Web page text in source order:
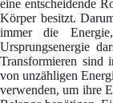
eine entscheidende
Körper besitzt.
immer die
Ursprungsenergie
Transformieren sind
von unzähligen
verwenden, um ihre